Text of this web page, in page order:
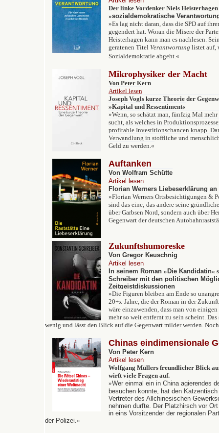
Der linke Vordenker Niels
»sozialdemokratische
»Es lag nicht daran, dass die SPD auf
gegendert hat. Woran die Misere der
Heisterhagen kann man es nachlesen.
geratenen Titel Verantwortung listet auf,
Sozialdemokratie abgeht.«
Mikrophysiker der Macht
Von Peter Kern
Artikel lesen
Joseph Vogls kurze Theorie der
»Kapital und Ressentiment«
»Wenn, so schätzt man, fünfzig Mal
sucht, als welches in
profitable Investitionschancen knapp.
Verwandlung in stoffliche und
Geld zu werden.«
Auftanken
Von Wolfram Schütte
Artikel lesen
Florian Werners Liebeserklärung an
»Florian Werners Ortsbesichtigungen &
sind das eine; das andere seine
über Garbsen Nord, sondern auch über
Gegenwart der deutschen
Zukunftshumoreske
Von Gregor Keuschnig
Artikel lesen
In seinem Roman » Die Kandidatin«
Schreiber mit den politischen
Zeitgeistdiskussionen
»Die Figuren bleiben am Ende so
20+x-Jahre, die der Roman in der
wäre einzuwenden, dass man von
mehr so weit entfernt zu sein scheint.
wenig und lässt den Blick auf die Gegenwart milder werden.
Chinas eindimensionale
Von Peter Kern
Artikel lesen
Wolfgang Müllers freundlicher Blick
wirft viele Fragen auf.
»Wer einmal ein in China agierendes
besuchen konnte, hat den
Vertreter des Allchinesischen
nehmen durfte. Der Platzhirsch vor
in eins Vorsitzender der regionalen
der Polizei.«